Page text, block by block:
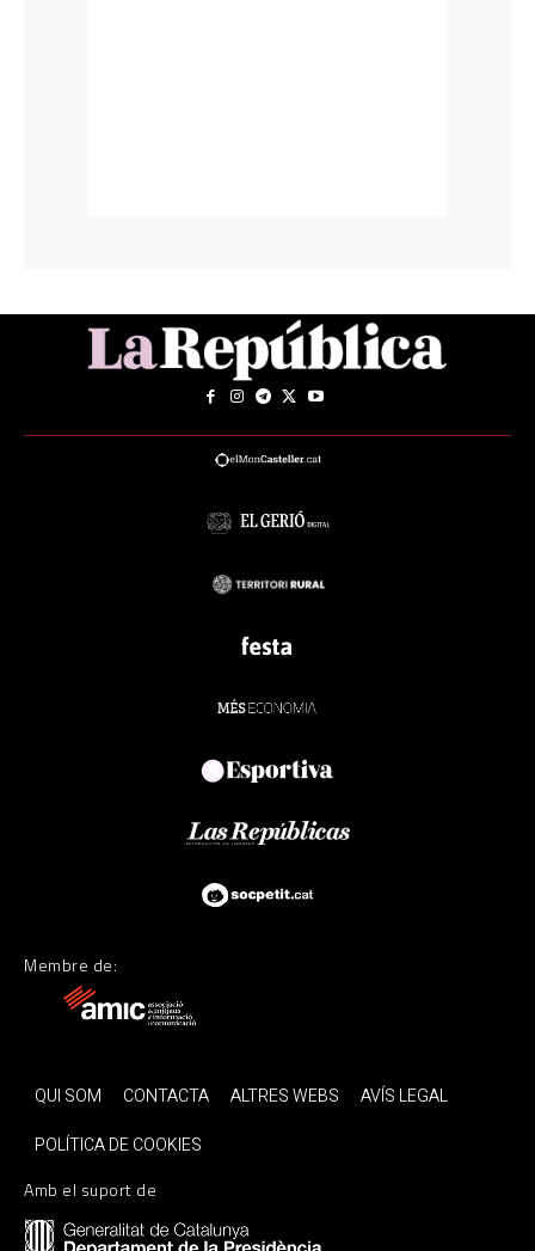
Membre de:
QUI SOM CONTACTA ALTRES WEBS
AVÍS LEGAL
POLÍTICA DE COOKIES
Amb el suport de